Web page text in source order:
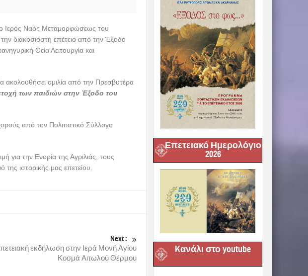
ο Ιερός Ναός Μεταμορφώσεως του
διακοσιοστή επέτειο από την Έξοδο
Θεία Λειτουργία και
ακολουθήσει ομιλία από την Πρεσβυτέρα
των παιδιών στην Έξοδο του
από τον Πολιτιστικό Σύλλογο
για την Ενορία της Αγριλιάς, τους
ιστορικής μας επετείου.
Next :
εκδήλωση στην Ιερά Μονή Αγίου
Κοσμά Αιτωλού Θέρμου
Επετειακό Ημερολόγιο
2026
Kανάλι στο youtube